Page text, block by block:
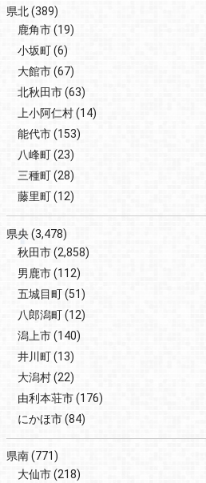
県北(389)
鹿角市(19)
小坂町(6)
大館市(67)
北秋田市(63)
上小阿仁村(14)
能代市(153)
八峰町(23)
三種町(28)
藤里町(12)
県央 (3,478)
秋田市(2,858)
男鹿市(112)
五城目町(51)
八郎潟町(12)
潟上市(140)
井川町(13)
大潟村(22)
由利本荘市(176)
にかほ市(84)
県南(771)
大仙市(218)